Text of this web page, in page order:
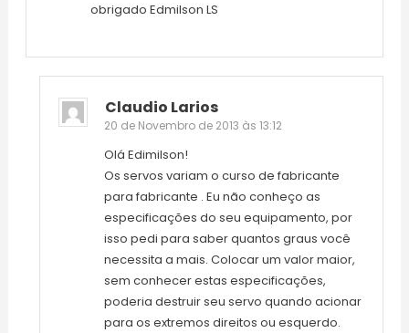
obrigado Edmilson LS
Claudio Larios
20 de Novembro de 2013 às 13:12
Olá Edimilson!
Os servos variam o curso de fabricante
para fabricante . Eu não conheço as
especificações do seu equipamento, por
isso pedi para saber quantos graus você
necessita a mais. Colocar um valor maior,
sem conhecer estas especificações,
poderia destruir seu servo quando acionar
para os extremos direitos ou esquerdo.